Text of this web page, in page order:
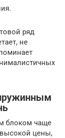
ряд
не
блоком чаще
цены,